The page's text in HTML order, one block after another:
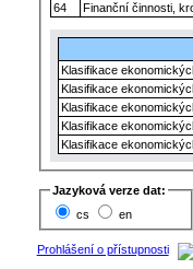
64 Finanční činnosti,
Klasifikace
Klasifikace
Klasifikace
Klasifikace
Klasifikace
Jazyková verze dat:
cs
en
Prohlášení o přístupnosti